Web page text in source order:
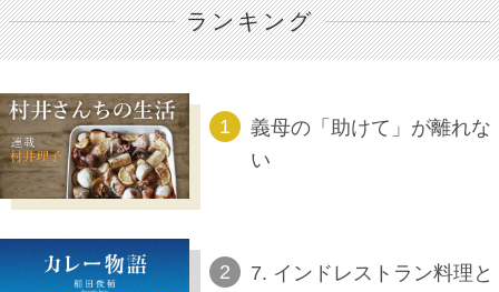
ランキング
義母の「助けて」が離れな
い
7. インドレストラン料理と